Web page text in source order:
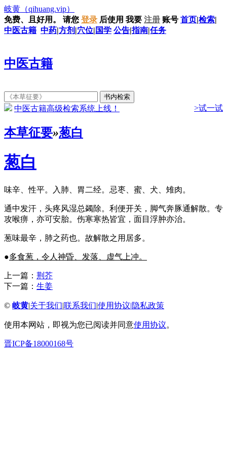
岐黄 （qihuang.vip）
免费、且好用。
请您 登录 后使用 我要 注册 账号 首页|检索|
中医古籍 中药|方剂 |穴位| 国学 公告|指南|任务
中医古籍
中医古籍高级检索系统上线！ >试一试
本草征要»葱白
葱白
味辛、性平。入肺、胃二经。忌枣、蜜、犬、雉肉。
通中发汗，头疼风湿总蠲除。利便开关，脚气奔豚通解散。专
攻喉痹，亦可安胎。伤寒寒热皆宜，面目浮肿亦治。
葱味最辛，肺之药也。故解散之用居多。
●多食葱，令人神昏、发落、虚气上冲。
上一篇： 荆芥
下一篇： 生姜
© 岐黄|关于我们|联系我们|使用协议|隐私政策
使用本网站，即视为您已阅读并同意使用协议。
晋ICP备18000168号